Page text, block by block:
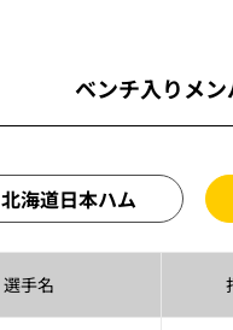
ベンチ入りメ
北海道日本ハム
選手名